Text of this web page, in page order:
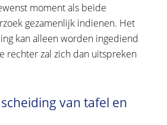
moment als beide
gezamenlijk indienen. Het
kan alleen worden ingediend
rechter zal zich dan uitspreken
van tafel en